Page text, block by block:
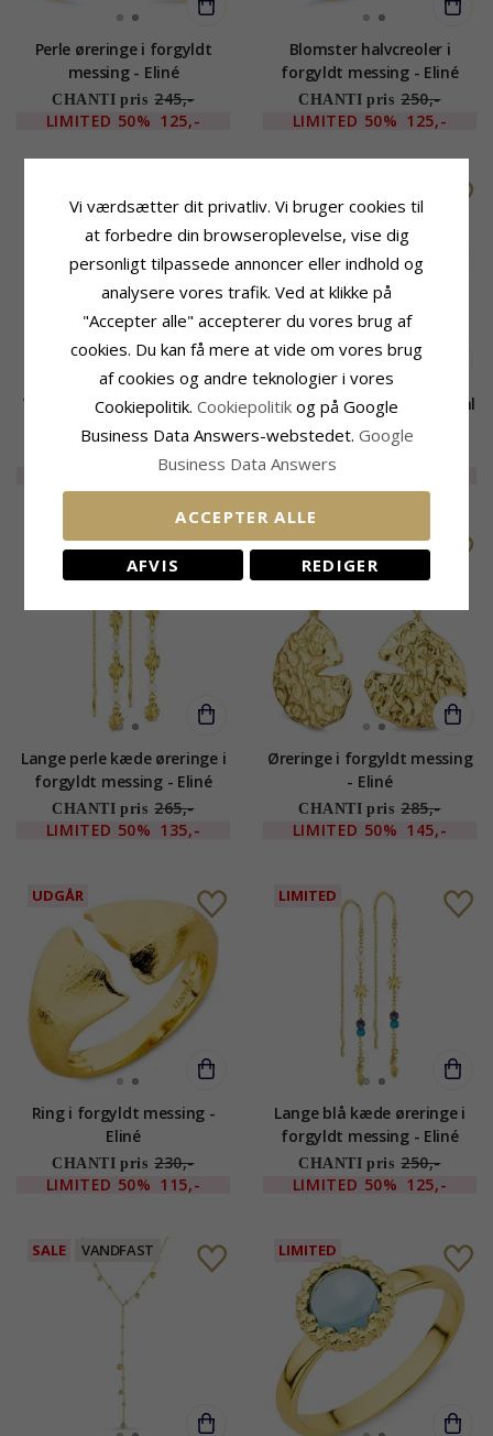
Perle øreringe i forgyldt
messing - Eliné
CHANTI pris 245,-
LIMITED 50% 125,-
Blomster halvcreoler i
forgyldt messing - Eliné
CHANTI pris 250,-
LIMITED 50% 125,-
Vandfast onyks armbånd i
stål
250,-
Vandfast ring i forgyldt stål
- OCEANA
EXTRA
LIMITED
Lange perle kæde øreringe i
forgyldt messing - Eliné
CHANTI pris 265,-
LIMITED 50% 135,-
LIMITED
Øreringe i forgyldt messing
- Eliné
CHANTI pris 285,-
LIMITED 50% 145,-
UDGÅR
Ring i forgyldt messing -
Eliné
CHANTI pris 230,-
LIMITED 50% 115,-
LIMITED
Lange blå kæde øreringe i
forgyldt messing - Eliné
CHANTI pris 250,-
LIMITED 50% 125,-
SALE VANDFAST LIMITED
Vi værdsætter dit privatliv. Vi bruger cookies til
at forbedre din browseroplevelse, vise dig
personligt tilpassede annoncer eller indhold og
analysere vores trafik. Ved at klikke på
"Accepter alle" accepterer du vores brug af
cookies. Du kan få mere at vide om vores brug
af cookies og andre teknologier i vores
Cookiepolitik. Cookiepolitik og på Google
Business Data Answers-webstedet. Google
Business Data Answers
ACCEPTER ALLE
AFVIS REDIGER